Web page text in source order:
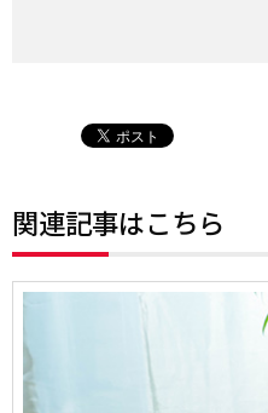
関連記事はこちら